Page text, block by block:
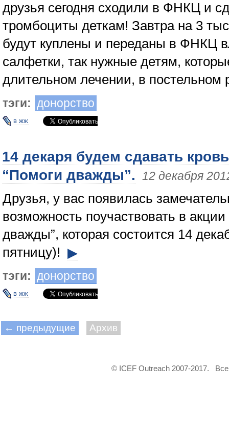
друзья сегодня сходили в ФНКЦ и
тромбоциты деткам! Завтра на 3
будут куплены и переданы в ФНКЦ
салфетки, так нужные детям,
длительном лечении, в
тэги: донорство
в жж
14 декаря будем сдавать
“Помоги дважды”.
12 декабря
Друзья, у вас появилась
возможность поучаствовать в
дважды”, которая состоится 14
пятницу)! ▶
тэги: донорство
в жж
← предыдущие Архив
© ICEF Outreach 2007-2017.